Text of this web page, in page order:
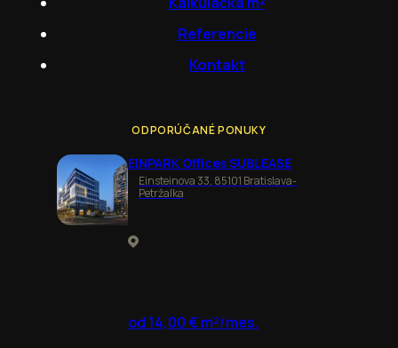
Referencie
Kontakt
ODPORÚČANÉ PONUKY
EINPARK Offices SUBLEASE
Einsteinova 33, 85101 Bratislava-
Petržalka
od 14,00 € m²/mes.